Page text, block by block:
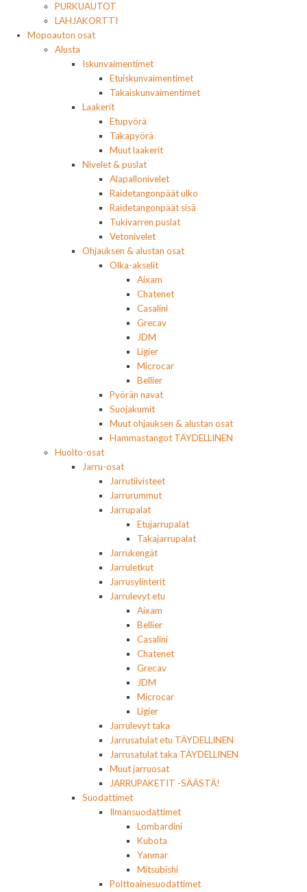
PURKUAUTOT
LAHJAKORTTI
Mopoauton osat
Alusta
Iskunvaimentimet
Etuiskunvaimentimet
Takaiskunvaimentimet
Laakerit
Etupyörä
Takapyörä
Muut laakerit
Nivelet & puslat
Alapallonivelet
Raidetangonpäät ulko
Raidetangonpäät sisä
Tukivarren puslat
Vetonivelet
Ohjauksen & alustan osat
Olka-akselit
Aixam
Chatenet
Casalini
Grecav
JDM
Ligier
Microcar
Bellier
Pyörän navat
Suojakumit
Muut ohjauksen & alustan osat
Hammastangot TÄYDELLINEN
Huolto-osat
Jarru-osat
Jarrutiivisteet
Jarrurummut
Jarrupalat
Etujarrupalat
Takajarrupalat
Jarrukengät
Jarruletkut
Jarrusylinterit
Jarrulevyt etu
Aixam
Bellier
Casalini
Chatenet
Grecav
JDM
Microcar
Ligier
Jarrulevyt taka
Jarrusatulat etu TÄYDELLINEN
Jarrusatulat taka TÄYDELLINEN
Muut jarruosat
JARRUPAKETIT -SÄÄSTÄ!
Suodattimet
Ilmansuodattimet
Lombardini
Kubota
Yanmar
Mitsubishi
Polttoainesuodattimet